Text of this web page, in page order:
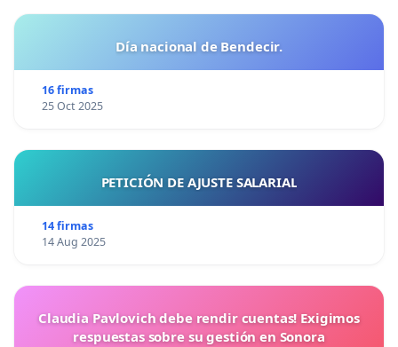
Día nacional de Bendecir.
16 firmas
25 Oct 2025
PETICIÓN DE AJUSTE SALARIAL
14 firmas
14 Aug 2025
Claudia Pavlovich debe rendir cuentas! Exigimos
respuestas sobre su gestión en Sonora